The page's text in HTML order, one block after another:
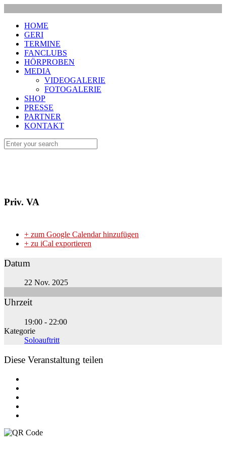
HOME
GERI
TERMINE
FANCLUBS
HÖRPROBEN
MEDIA
VIDEOGALERIE
FOTOGALERIE
SHOP
PRESSE
PARTNER
KONTAKT
Priv. VA
+ zum Google Calendar hinzufügen
+ zu iCal exportieren
Datum
22 Nov. 2025
Uhrzeit
19:00 - 22:00
Kategorie
Soloauftritt
Diese Veranstaltung teilen